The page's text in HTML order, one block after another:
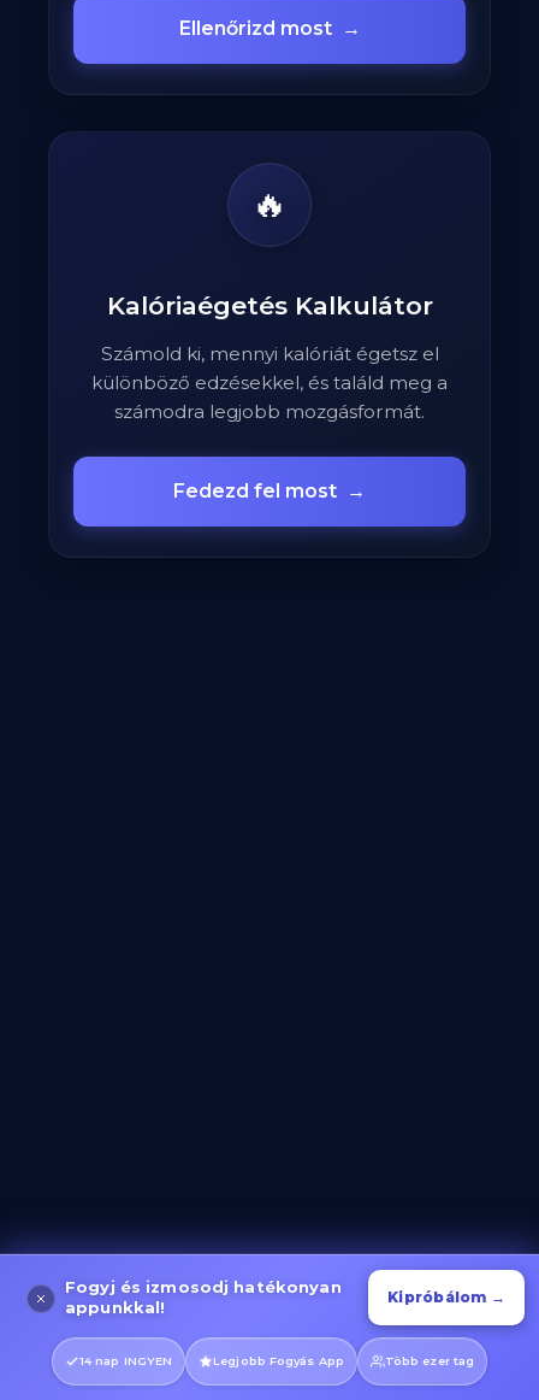
Ellenőrizd most →
🔥
Kalóriaégetés Kalkulátor
Számold ki, mennyi kalóriát égetsz el
különböző edzésekkel, és találd meg a
számodra legjobb mozgásformát.
Fedezd fel most →
Evező Gyakorlatok
Fogyj és izmosodj hatékonyan
appunkkal!
Kipróbálom →
14 nap INGYEN Legjobb Fogyás App Több ezer tag